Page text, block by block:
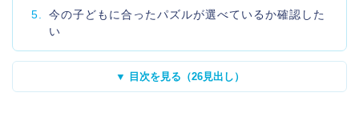
5.
今の子どもに合ったパズルが選べているか確認した
い
▼ 目次を見る（26見出し）